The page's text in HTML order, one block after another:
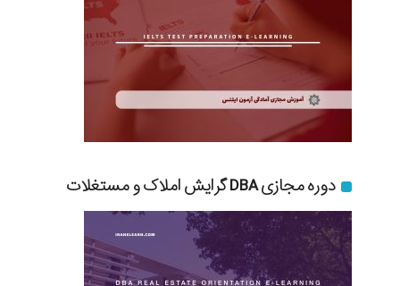
دوره مجازی DBA گرایش املاک و مستغلات